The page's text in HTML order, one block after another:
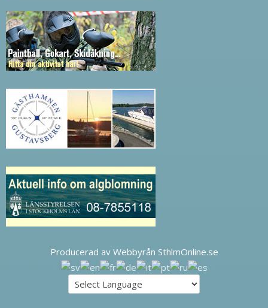
Producerad av Webbyrån SthlmOnline.se